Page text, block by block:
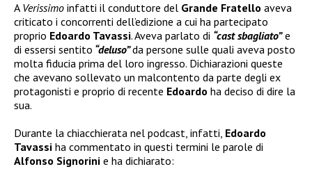
A Verissimo infatti il conduttore del Grande Fratello aveva
criticato i concorrenti dell’edizione a cui ha partecipato
proprio Edoardo Tavassi. Aveva parlato di “cast sbagliato”e
di essersi sentito “deluso”da persone sulle quali aveva posto
molta fiducia prima del loro ingresso. Dichiarazioni queste
che avevano sollevato un malcontento da parte degli ex
protagonisti e proprio di recente Edoardo ha deciso di dire la
sua.
Durante la chiacchierata nel podcast, infatti, Edoardo
Tavassi ha commentato in questi termini le parole di
Alfonso Signorini e ha dichiarato: